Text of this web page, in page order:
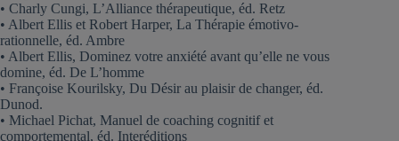
• Charly Cungi, L’Alliance thérapeutique, éd. Retz
• Albert Ellis et Robert Harper, La Thérapie émotivo-
rationnelle, éd. Ambre
• Albert Ellis, Dominez votre anxiété avant qu’elle ne vous
domine, éd. De L’homme
• Françoise Kourilsky, Du Désir au plaisir de changer, éd.
Dunod.
• Michael Pichat, Manuel de coaching cognitif et
comportemental, éd. Interéditions